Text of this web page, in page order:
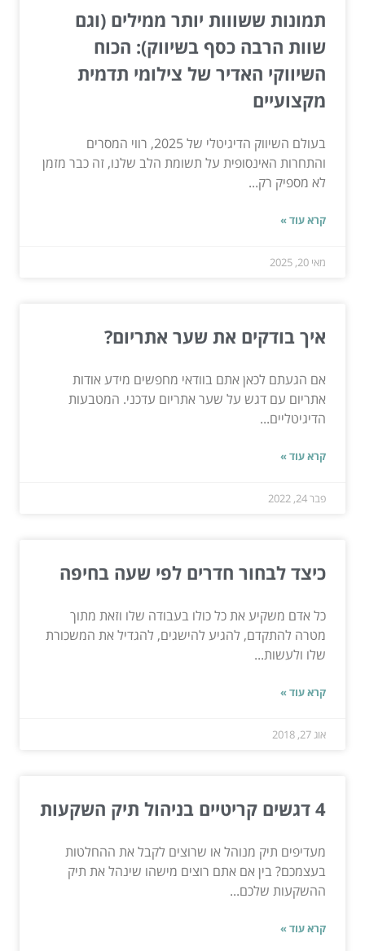
תמונות ששווות יותר ממילים (וגם
שוות הרבה כסף בשיווק): הכוח
השיווקי האדיר של צילומי תדמית
מקצועיים
בעולם השיווק הדיגיטלי של 2025, רווי המסרים
והתחרות האינסופית על תשומת הלב שלנו, זה כבר מזמן
לא מספיק רק...
קרא עוד »
מאי 20, 2025
איך בודקים את שער אתריום?
אם הגעתם לכאן אתם בוודאי מחפשים מידע אודות
אתריום עם דגש על שער אתריום עדכני. המטבעות
הדיגיטליים...
קרא עוד »
פבר 24, 2022
כיצד לבחור חדרים לפי שעה בחיפה
כל אדם משקיע את כל כולו בעבודה שלו וזאת מתוך
מטרה להתקדם, להגיע להישגים, להגדיל את המשכורת
שלו ולעשות...
קרא עוד »
אוג 27, 2018
4 דגשים קריטיים בניהול תיק השקעות
מעדיפים תיק מנוהל או שרוצים לקבל את ההחלטות
בעצמכם? בין אם אתם רוצים מישהו שינהל את תיק
ההשקעות שלכם...
קרא עוד »